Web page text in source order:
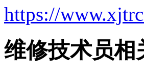
https://
维修技术员相